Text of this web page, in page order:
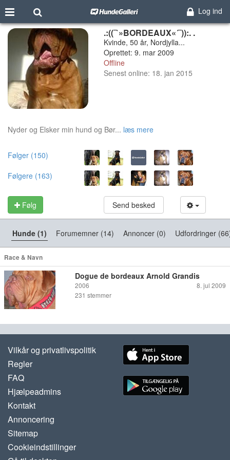
Log ind
.:((¯`»BORDEAUX«´¯)):. .
Kvinde, 50 år, Nordjylla...
Oprettet: 9. mar 2009
Offline
Senest online: 18. jan 2015
Nyder og Elsker min hund og Bør... læs mere
Følger (150)
Følgere (163)
Følg Send besked
Hunde (1) Forumemner (14) Annoncer (0) Udfordringer
Race & Navn
Dogue de bordeaux Arnold Grandis
2006
8. jul 2009
231 stemmer
Vilkår og privatlivspolitik
Regler
FAQ
Hjælpeadmins
Kontakt
Annoncering
Sitemap
Cookieindstillinger